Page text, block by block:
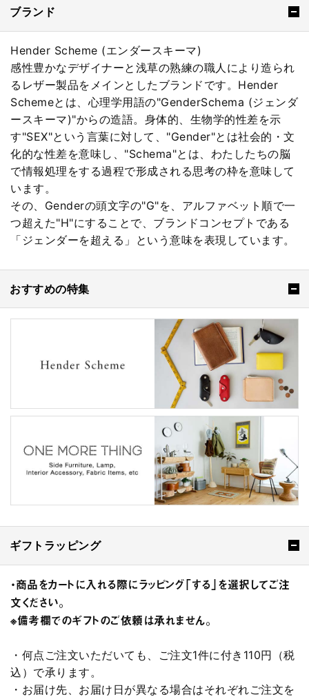
ブランド
Hender Scheme (エンダースキーマ)
感性豊かなデザイナーと浅草の熟練の職人により造られ
るレザー製品をメインとしたブランドです。Hender
Schemeとは、心理学用語の"GenderSchema (ジェンダ
ースキーマ)"からの造語。身体的、生物学的性差を示
す"SEX"という言葉に対して、"Gender"とは社会的・文
化的な性差を意味し、"Schema"とは、わたしたちの脳
で情報処理をする過程で形成される思考の枠を意味して
います。
その、Genderの頭文字の"G"を、アルファベット順で一
つ超えた"H"にすることで、ブランドコンセプトである
「ジェンダーを超える」という意味を表現しています。
おすすめの特集
ギフトラッピング
・商品をカートに入れる際にラッピング「する」を選択してご注
文ください。
※備考欄でのギフトのご依頼は承れません。
・何点ご注文いただいても、ご注文1件に付き110円（税
込）で承ります。
・お届け先、お届け日が異なる場合はそれぞれご注文を